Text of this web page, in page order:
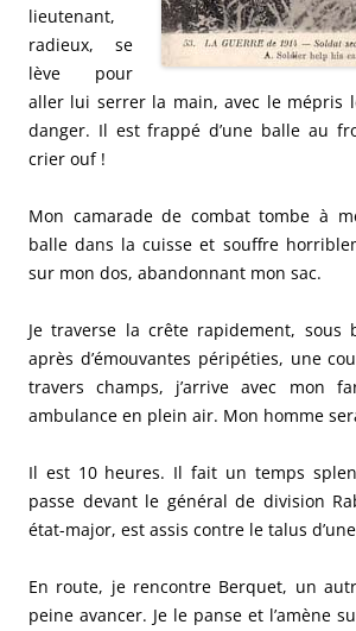
lieutenant,
radieux, se
lève pour
aller lui serrer la main, avec le mépris
danger. Il est frappé d’une balle au
crier ouf !
Mon camarade de combat tombe à
balle dans la cuisse et souffre
sur mon dos, abandonnant mon sac.
Je traverse la crête rapidement, sous
après d’émouvantes péripéties, une
travers champs, j’arrive avec mon
ambulance en plein air. Mon homme
Il est 10 heures. Il fait un temps
passe devant le général de division
état-major, est assis contre le talus
En route, je rencontre Berquet, un
peine avancer. Je le panse et l’amène